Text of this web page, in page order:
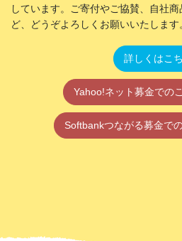
しています。ご寄付やご協賛、自社
ど、どうぞよろしくお願いいたします
詳しくはこ
Yahoo!ネット募金での
Softbankつながる募金で